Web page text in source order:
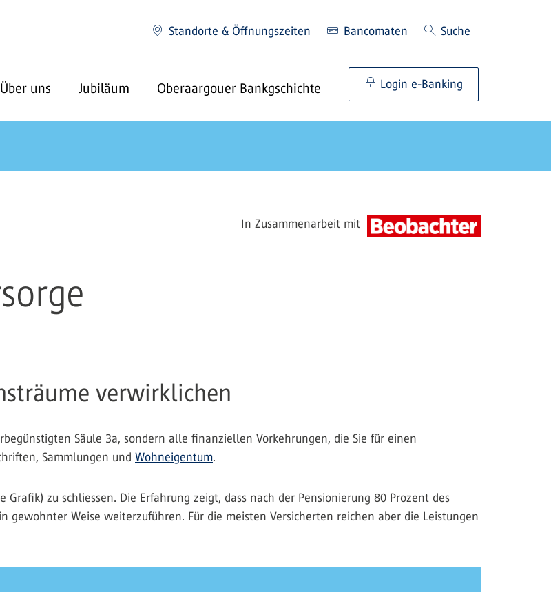
Standorte & Öffnungszeiten Bancomaten Suche
Über uns Jubiläum Oberaargouer Bankgschichte Login e-Banking
In Zusammenarbeit mit
verwirklichen
Säule 3a, sondern alle finanziellen Vorkehrungen, die Sie für einen
Sammlungen und Wohneigentum.
zu schliessen. Die Erfahrung zeigt, dass nach der Pensionierung 80 Prozent des
gewohnter Weise weiterzuführen. Für die meisten Versicherten reichen aber die Leistungen